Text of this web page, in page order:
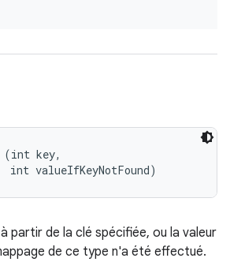
(int key,
int valueIfKeyNotFound)
partir de la clé spécifiée, ou la valeur
de ce type n'a été effectué.